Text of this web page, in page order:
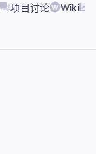
项目讨论 Wiki